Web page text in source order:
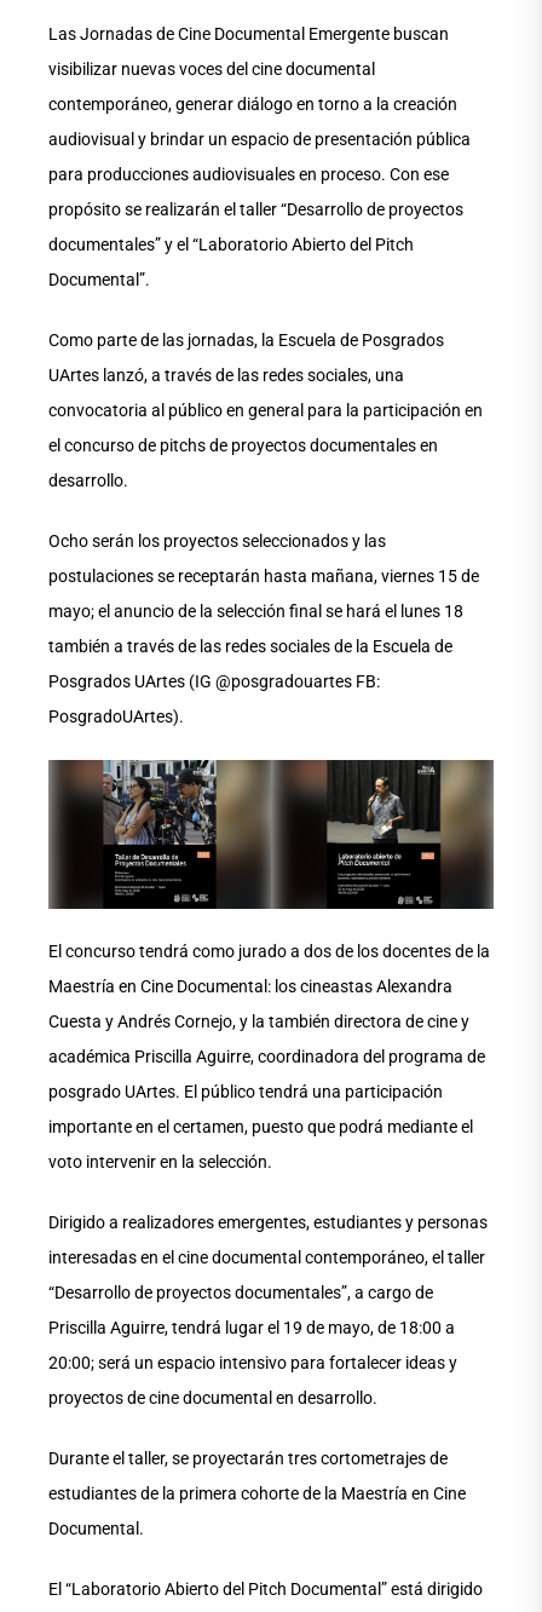
Las Jornadas de Cine Documental Emergente buscan
visibilizar nuevas voces del cine documental
contemporáneo, generar diálogo en torno a la creación
audiovisual y brindar un espacio de presentación pública
para producciones audiovisuales en proceso. Con ese
propósito se realizarán el taller “Desarrollo de proyectos
documentales” y el “Laboratorio Abierto del Pitch
Documental”.
Como parte de las jornadas, la Escuela de Posgrados
UArtes lanzó, a través de las redes sociales, una
convocatoria al público en general para la participación en
el concurso de pitchs de proyectos documentales en
desarrollo.
Ocho serán los proyectos seleccionados y las
postulaciones se receptarán hasta mañana, viernes 15 de
mayo; el anuncio de la selección final se hará el lunes 18
también a través de las redes sociales de la Escuela de
Posgrados UArtes (IG @posgradouartes FB:
PosgradoUArtes).
El concurso tendrá como jurado a dos de los docentes de la
Maestría en Cine Documental: los cineastas Alexandra
Cuesta y Andrés Cornejo, y la también directora de cine y
académica Priscilla Aguirre, coordinadora del programa de
posgrado UArtes. El público tendrá una participación
importante en el certamen, puesto que podrá mediante el
voto intervenir en la selección.
Dirigido a realizadores emergentes, estudiantes y personas
interesadas en el cine documental contemporáneo, el taller
“Desarrollo de proyectos documentales”, a cargo de
Priscilla Aguirre, tendrá lugar el 19 de mayo, de 18:00 a
20:00; será un espacio intensivo para fortalecer ideas y
proyectos de cine documental en desarrollo.
Durante el taller, se proyectarán tres cortometrajes de
estudiantes de la primera cohorte de la Maestría en Cine
Documental.
El “Laboratorio Abierto del Pitch Documental” está dirigido